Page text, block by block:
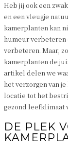
Heb jij ook een
en een vleugje
kamerplanten kan
humeur
verbeteren. Maar,
kamerplanten de
artikel delen we
het verzorgen van
locatie tot het
gezond leefklimaat
DE PLEK